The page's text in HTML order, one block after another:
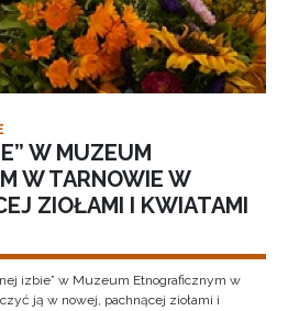
W MUZEUM
W TARNOWIE W
ZIOŁAMI I KWIATAMI
izbie” w Muzeum Etnograficznym w
ją w nowej, pachnącej ziołami i